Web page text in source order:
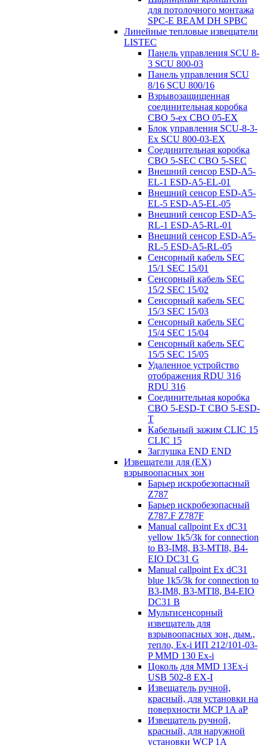
для потолочного монтажа
SPC-E BEAM DH SPBC
Линейные тепловые извещатели
LISTEC
Панель управления SCU 8-
3 SCU 800-03
Панель управления SCU
8/16 SCU 800/16
Взрывозащищенная
соединительная коробка
CBO 5-ex CBO 05-EX
Блок управления SCU-8-3-
Ex SCU 800-03-EX
Соединительная коробка
CBO 5-SEC CBO 5-SEC
Внешний сенсор ESD-A5-
EL-1 ESD-A5-EL-01
Внешний сенсор ESD-A5-
EL-5 ESD-A5-EL-05
Внешний сенсор ESD-A5-
RL-1 ESD-A5-RL-01
Внешний сенсор ESD-A5-
RL-5 ESD-A5-RL-05
Сенсорный кабель SEC
15/1 SEC 15/01
Сенсорный кабель SEC
15/2 SEC 15/02
Сенсорный кабель SEC
15/3 SEC 15/03
Сенсорный кабель SEC
15/4 SEC 15/04
Сенсорный кабель SEC
15/5 SEC 15/05
Удаленное устройство
отображения RDU 316
RDU 316
Соединительная коробка
CBO 5-ESD-T CBO 5-ESD-
T
Кабельный зажим CLIC 15
CLIC 15
Заглушка END END
Извещатели для (EX)
взрывоопасных зон
Барьер искробезопасный
Z787
Барьер искробезопасный
Z787.F Z787F
Manual callpoint Ex dC31
yellow 1k5/3k for connection
to B3-IM8, B3-MTI8, B4-
EIO DC31 G
Manual callpoint Ex dC31
blue 1k5/3k for connection to
B3-IM8, B3-MTI8, B4-EIO
DC31 B
Мультисенсорный
извещатель для
взрывоопасных зон, дым.,
тепло, Ex-i ИП 212/101-03-
P MMD 130 Ex-i
Цоколь для MMD 13Ex-i
USB 502-8 EX-I
Извещатель ручной,
красный, для установки на
поверхности MCP 1A aP
Извещатель ручной,
красный, для наружной
установки WCP 1A